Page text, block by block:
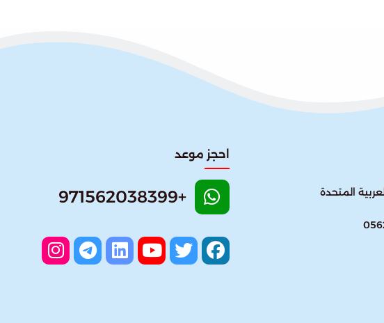
المتحدة
احجز موعد
+971562038399